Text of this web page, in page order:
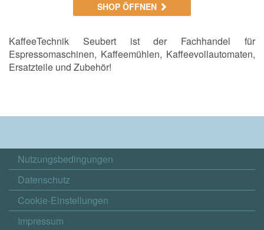
SHOP ÖFFNEN
KaffeeTechnik Seubert ist der Fachhandel für
Espressomaschinen, Kaffeemühlen, Kaffeevollautomaten,
Ersatzteile und Zubehör!
Nutzungsbedingungen
Datenschutz
Cookie-Einstellungen
Impressum